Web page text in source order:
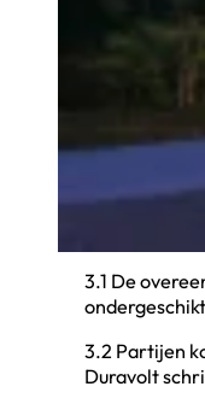
2.3 De in
2.4 Alle
aanvaard en
dat de
3.1 De
3.2 Partijen
Duravolt